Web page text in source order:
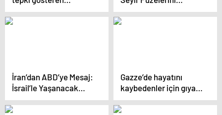
çalışanlar işten
çıkarıldı, tazminat
Taşıyor, ABD
İstihbaratı Hareketlilik
İran’dan ABD’ye Mesaj:
İsrail’le Yaşanacak
Çatışmaya Müdahil
Olma
Gazze’de hayatını
kaybedenler için gıyabi
cenaze namazı kılındı